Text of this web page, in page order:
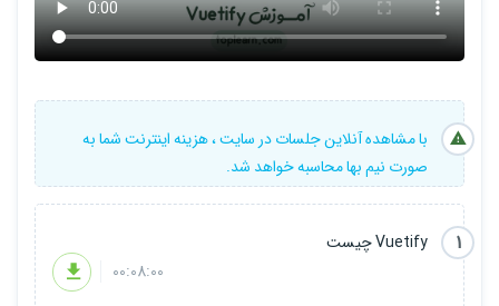
با مشاهده آنلاین جلسات در سایت ، هزینه اینترنت شما به
صورت نیم بها محاسبه خواهد شد.
1
Vuetify چیست
00:08:00